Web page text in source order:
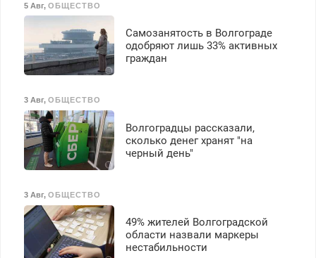
5 Авг, ОБЩЕСТВО
Самозанятость в Волгограде
одобряют лишь 33% активных
граждан
3 Авг, ОБЩЕСТВО
Волгоградцы рассказали,
сколько денег хранят "на
черный день"
3 Авг, ОБЩЕСТВО
49% жителей Волгоградской
области назвали маркеры
нестабильности